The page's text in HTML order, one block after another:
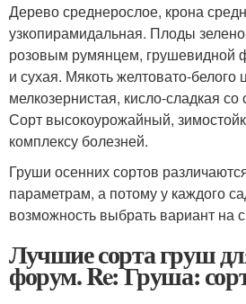
Дерево среднерослое, крона
узкопирамидальная. Плоды
розовым румянцем, грушевидной
и сухая. Мякоть желтовато-белого
мелкозернистая, кисло-сладкая
Сорт высокоурожайный,
комплексу болезней.
Груши осенних сортов
параметрам, а потому у каждого
возможность выбрать вариант на
Лучшие сорта груш
форум. Re: Груша: